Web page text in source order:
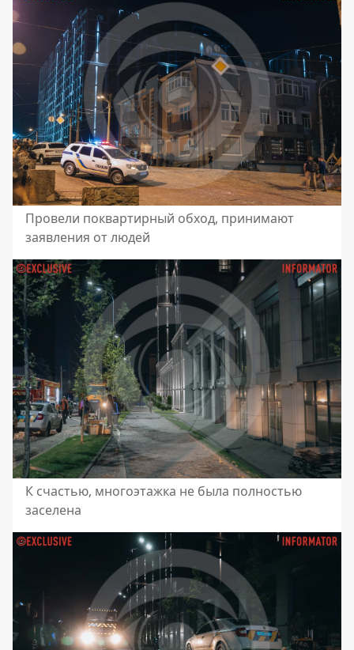
Провели поквартирный обход, принимают
заявления от людей
К счастью, многоэтажка не была полностью
заселена